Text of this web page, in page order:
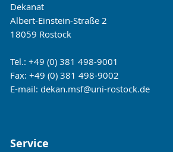
Dekanat
Albert-Einstein-Straße 2
18059 Rostock
Tel.: +49 (0) 381 498-9001
Fax: +49 (0) 381 498-9002
E-mail: dekan.msf@uni-rostock.de
Service